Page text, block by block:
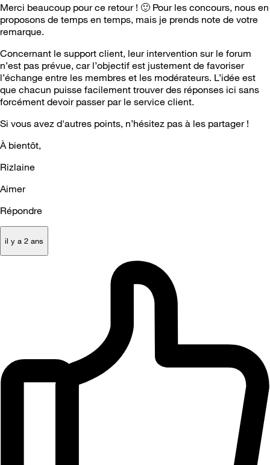
Merci beaucoup pour ce retour ! 🙂 Pour les concours, nous en
proposons de temps en temps, mais je prends note de votre
remarque.
Concernant le support client, leur intervention sur le forum
n’est pas prévue, car l’objectif est justement de favoriser
l’échange entre les membres et les modérateurs. L’idée est
que chacun puisse facilement trouver des réponses ici sans
forcément devoir passer par le service client.
Si vous avez d'autres points, n’hésitez pas à les partager !
À bientôt,
Rizlaine
Aimer
Répondre
il y a 2 ans